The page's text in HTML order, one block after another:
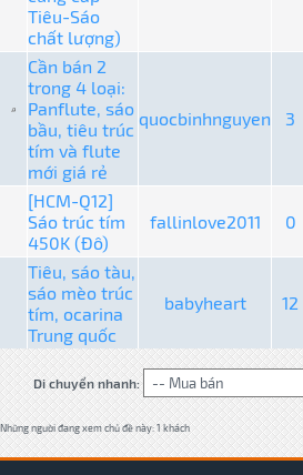
Tiêu-Sáo
chất lượng)
Cần bán 2
trong 4 loại:
Panflute, sáo
bầu, tiêu trúc
tím và flute
mới giá rẻ
quocbinhnguyen 3
[HCM-Q12]
Sáo trúc tím
450K (Đô)
fallinlove2011 0
Tiêu, sáo tàu,
sáo mèo trúc
tím, ocarina
Trung quốc
babyheart 12
Di chuyển nhanh:
Những người đang xem chủ đề này: 1 khách